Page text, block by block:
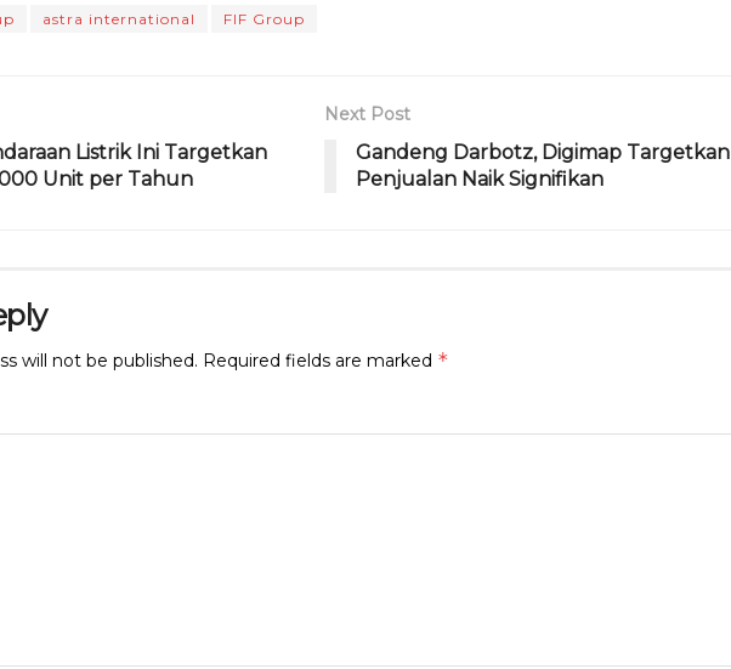
a
p
p
e
m
re
s
ai
ai
astra international FIF Group
Listrik Ini Targetkan
Unit per Tahun
Next Post
Gandeng Darbotz, Digimap Targetkan
Penjualan Naik Signifikan
will not be published. Required fields are marked *